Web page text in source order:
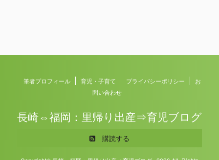
筆者プロフィール 育児・子育て プライバシーポリシー
お
問い合わせ
長崎⇔福岡：里帰り出産⇒育児ブログ
購読する